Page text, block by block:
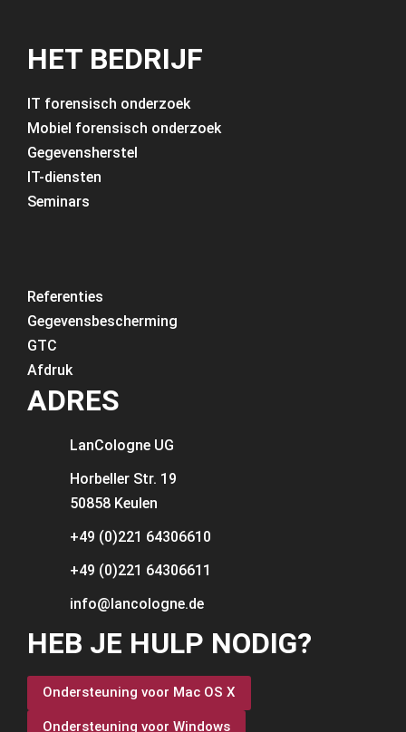
HET BEDRIJF
IT forensisch onderzoek
Mobiel forensisch onderzoek
Gegevensherstel
IT-diensten
Seminars
Referenties
Gegevensbescherming
GTC
Afdruk
ADRES
LanCologne UG
Horbeller Str. 19
50858 Keulen
+49 (0)221 64306610
+49 (0)221 64306611
info@lancologne.de
HEB JE HULP NODIG?
Ondersteuning voor Mac OS X
Ondersteuning voor Windows